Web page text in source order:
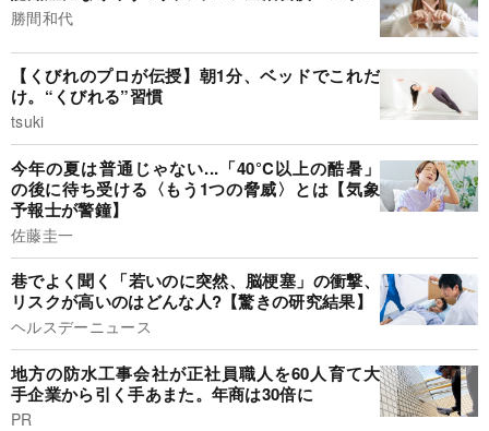
勝間和代
【くびれのプロが伝授】朝1分、ベッドでこれだ
け。“くびれる”習慣
tsuki
今年の夏は普通じゃない...「40°C以上の酷暑」
の後に待ち受ける〈もう1つの脅威〉とは【気象
予報士が警鐘】
佐藤圭一
巷でよく聞く「若いのに突然、脳梗塞」の衝撃、
リスクが高いのはどんな人?【驚きの研究結果】
ヘルスデーニュース
地方の防水工事会社が正社員職人を60人育て大
手企業から引く手あまた。年商は30倍に
PR